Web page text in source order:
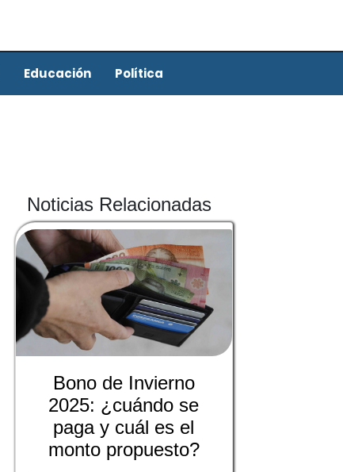
Educación Política
Noticias Relacionadas
Bono de Invierno
2025: ¿cuándo se
paga y cuál es el
monto propuesto?